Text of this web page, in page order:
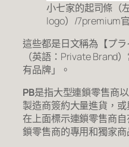
小七家的起司條（
logo）/7premium
這些都是日文稱為【プ
（英語：Private Brand
有品牌」。
PB是指大型連鎖零售商
製造商簽約大量進貨，
在上面標示連鎖零售商
鎖零售商的專用和獨家商